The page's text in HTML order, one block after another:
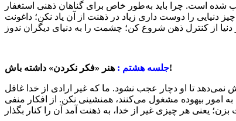
است. چرا باید به‌طور خاص برای گناهان ذهنی استغفار
را دوست داری زیاد در ذهنت از آن یاد نکن؛ داغونت
جلسه هشتم :هنر «فکر نکردن» داشته باش!
تا او دچار عجب نشود. ما که غیر ارادی از خدا غافل
بیهوده مشغول می‌کنند، همنشینی نکن. از افکار منفی